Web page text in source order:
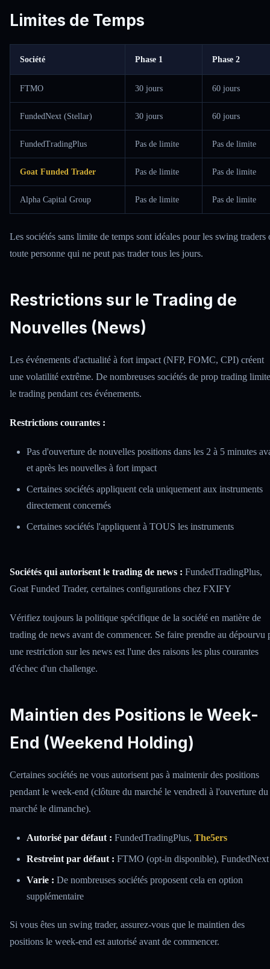
Limites de Temps
Société Phase 1 Phase 2
FTMO 30 jours 60 jours
FundedNext (Stellar) 30 jours 60 jours
FundedTradingPlus Pas de limite Pas de limite
Goat Funded Trader Pas de limite Pas de limite
Alpha Capital Group Pas de limite Pas de limite
Les sociétés sans limite de temps sont idéales pour les swing traders
toute personne qui ne peut pas trader tous les jours.
Restrictions sur le Trading de
Nouvelles (News)
Les événements d'actualité à fort impact (NFP, FOMC, CPI) créent
une volatilité extrême. De nombreuses sociétés de prop trading
le trading pendant ces événements.
Restrictions courantes :
Pas d'ouverture de nouvelles positions dans les 2 à 5 minutes
et après les nouvelles à fort impact
Certaines sociétés appliquent cela uniquement aux instruments
directement concernés
Certaines sociétés l'appliquent à TOUS les instruments
Sociétés qui autorisent le trading de news : FundedTradingPlus,
Goat Funded Trader, certaines configurations chez FXIFY
Vérifiez toujours la politique spécifique de la société en matière de
trading de news avant de commencer. Se faire prendre au dépourvu
une restriction sur les news est l'une des raisons les plus courantes
d'échec d'un challenge.
Maintien des Positions le Week-
End (Weekend Holding)
Certaines sociétés ne vous autorisent pas à maintenir des positions
pendant le week-end (clôture du marché le vendredi à l'ouverture du
marché le dimanche).
Autorisé par défaut : FundedTradingPlus, The5ers
Restreint par défaut : FTMO (opt-in disponible), FundedNext
Varie : De nombreuses sociétés proposent cela en option
supplémentaire
Si vous êtes un swing trader, assurez-vous que le maintien des
positions le week-end est autorisé avant de commencer.